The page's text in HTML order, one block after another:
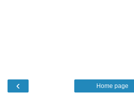
‹ Home page